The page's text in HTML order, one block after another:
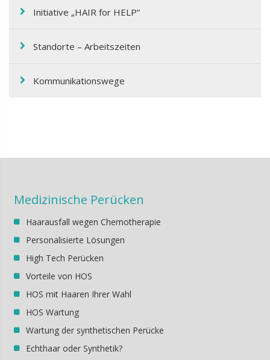
Initiative „HAIR for HELP“
Standorte – Arbeitszeiten
Kommunikationswege
Medizinische Perücken
Haarausfall wegen Chemotherapie
Personalisierte Lösungen
High Tech Perücken
Vorteile von HOS
HOS mit Haaren Ihrer Wahl
HOS Wartung
Wartung der synthetischen Perücke
Echthaar oder Synthetik?